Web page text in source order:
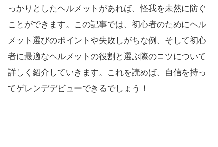
っかりとしたヘルメットがあれば、怪我を未然に防ぐ
ことができます。この記事では、初心者のためにヘル
メット選びのポイントや失敗しがちな例、そして初心
者に最適なヘルメットの役割と選ぶ際のコツについて
詳しく紹介していきます。これを読めば、自信を持っ
てゲレンデデビューできるでしょう！